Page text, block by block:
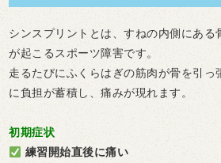
シンスプリントとは、すねの内側にある
が起こるスポーツ障害です。
走るたびにふくらはぎの筋肉が骨を引っ
に負担が蓄積し、痛みが現れます。
初期症状
練習開始直後に痛い